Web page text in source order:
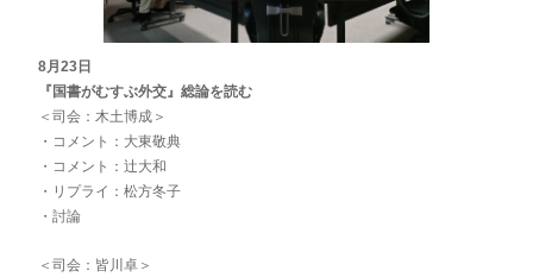
8月23日
『国書がむすぶ外交』総論を読む
＜司会：木土博成＞
・コメント：大東敬典
・コメント：辻大和
・リプライ：松方冬子
・討論
＜司会：皆川卓＞